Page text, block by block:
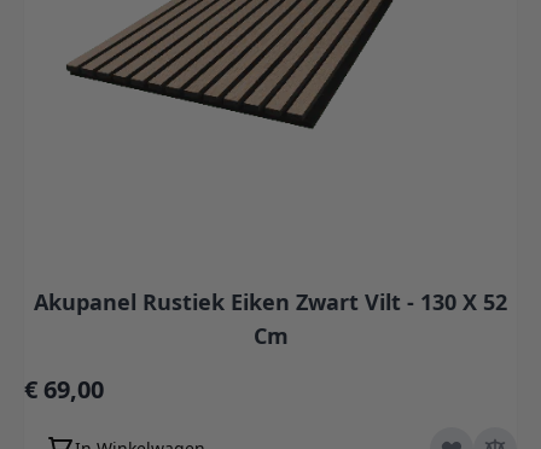
Akupanel Rustiek Eiken Zwart Vilt - 130 X 52
Cm
€ 69,00